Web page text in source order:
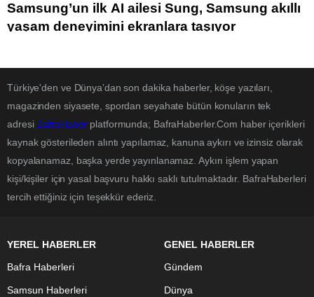
Samsung’un ilk AI ailesi Sung, Samsung akıllı
yaşam deneyimini ekranlara taşıyor
Türkiye'den ve Dünya’dan son dakika haberler, köşe yazıları,
magazinden siyasete, spordan seyahate bütün konuların tek
adresi BafraHaber platformunda; BafraHaberler.Com haber içerikleri
kaynak gösterileden alıntı yapılamaz, kanuna aykırı ve izinsiz olarak
kopyalanamaz, başka yerde yayınlanamaz. Aykırı işlem yapan
kişi/kişiler için yasal başvuru hakkı saklı tutulmaktadır. BafraHaberleri
tercih ettiğiniz için teşekkür ederiz.
YEREL HABERLER
Bafra Haberleri
Samsun Haberleri
GENEL HABERLER
Gündem
Dünya